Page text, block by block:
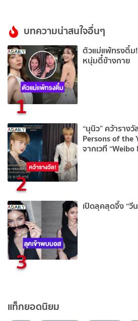
บทความน่าสนใจอื่นๆ
1
ตัวแม่แพ้ทรงติ๋ม!!
หนุ่มตี๋ข้างกาย
2
“นุนิว” คว้าราง
Persons of the
จากเวที
3
เปิดลุคสุดจึ้ง “
แท็กยอดนิยม